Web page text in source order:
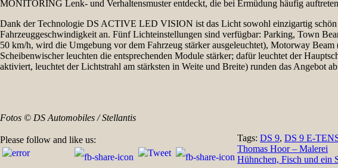
MONITORING Lenk- und Verhaltensmuster entdeckt, die bei Ermüdung häufig
Dank der Technologie DS ACTIVE LED VISION ist das Licht sowohl einzigartig schön
Fahrzeuggeschwindigkeit an. Fünf Lichteinstellungen sind verfügbar: Parking, Town
50 km/h, wird die Umgebung vor dem Fahrzeug stärker ausgeleuchtet), Motorway
Scheibenwischer leuchten die entsprechenden Module stärker; dafür leuchtet der
aktiviert, leuchtet der Lichtstrahl am stärksten in Weite und Breite) runden das Angebot
Fotos © DS Automobiles / Stellantis
Please follow and like us: Tags: DS 9, DS 9 E-
Beitragsnavigation
Thomas Hoor – Malerei
Hühnchen, Fisch und ein